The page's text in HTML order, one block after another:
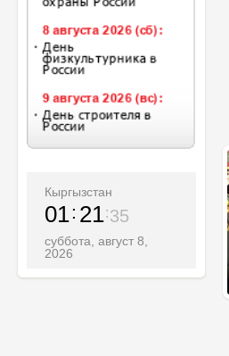
Кыргызстан
01 21 37
суббота, август 8,
2026